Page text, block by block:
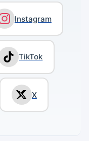
Instagram
TikTok
X